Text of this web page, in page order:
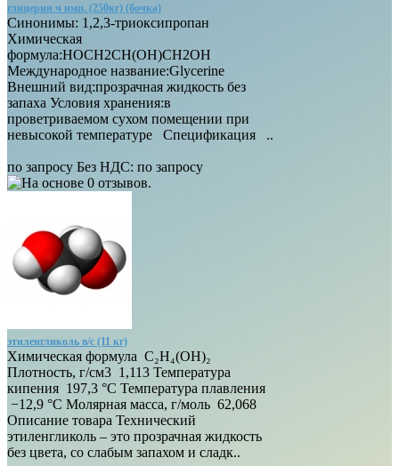
глицерин ч имп. (250кг) (бочка)
Синонимы: 1,2,3-триоксипропан
Химическая
формула:HOCH2CH(OH)CH2OH
Международное название:Glycerine
Внешний вид:прозрачная жидкость без
запаха Условия хранения:в
проветриваемом сухом помещении при
невысокой температуре Спецификация ..
по запросу Без НДС: по запросу
этиленгликоль в/с (11 кг)
Химическая формула C₂H₄(OH)₂
Плотность, г/см3 1,113 Температура
кипения 197,3 °C Температура плавления
−12,9 °C Молярная масса, г/моль 62,068
Описание товара Технический
этиленгликоль – это прозрачная жидкость
без цвета, со слабым запахом и сладк..